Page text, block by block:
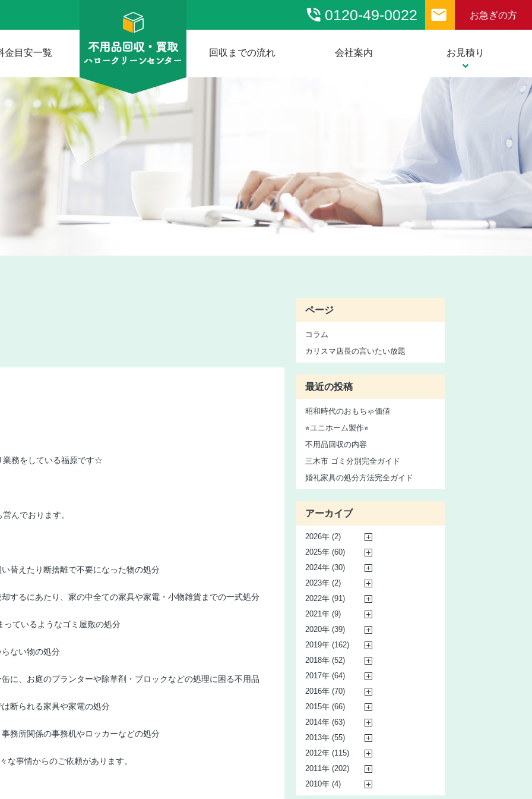
金目安一覧 回収までの流れ 会社案内 お見積り
phone_in_talk 0120-49-0022 email お急ぎの方
業務をしている福原です☆
んでおります。
替えたり断捨離で不要になった物の処分
するにあたり、家の中全ての家具や家電・小物雑貨までの一式処分
ているようなゴミ屋敷の処分
ない物の処分
に、お庭のプランターや除草剤・ブロックなどの処理に困る不用品
断られる家具や家電の処分
務所関係の事務机やロッカーなどの処分
な事情からのご依頼があります。
ページ
コラム
カリスマ店長の言いたい放題
最近の投稿
昭和時代のおもちゃ価値
⭐︎ユニホーム製作⭐︎
不用品回収の内容
三木市 ゴミ分別完全ガイド
婚礼家具の処分方法完全ガイド
アーカイブ
2026年 (2)
2025年 (60)
2024年 (30)
2023年 (2)
2022年 (91)
2021年 (9)
2020年 (39)
2019年 (162)
2018年 (52)
2017年 (64)
2016年 (70)
2015年 (66)
2014年 (63)
2013年 (55)
2012年 (115)
2011年 (202)
2010年 (4)